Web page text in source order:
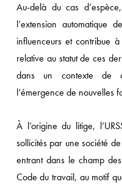
Au-delà du cas
l’extension automatique
influenceurs et contribue
relative au statut de ces
dans un contexte de
l’émergence de nouvelles
À l’origine du litige,
sollicités par une société
entrant dans le champ
Code du travail, au motif